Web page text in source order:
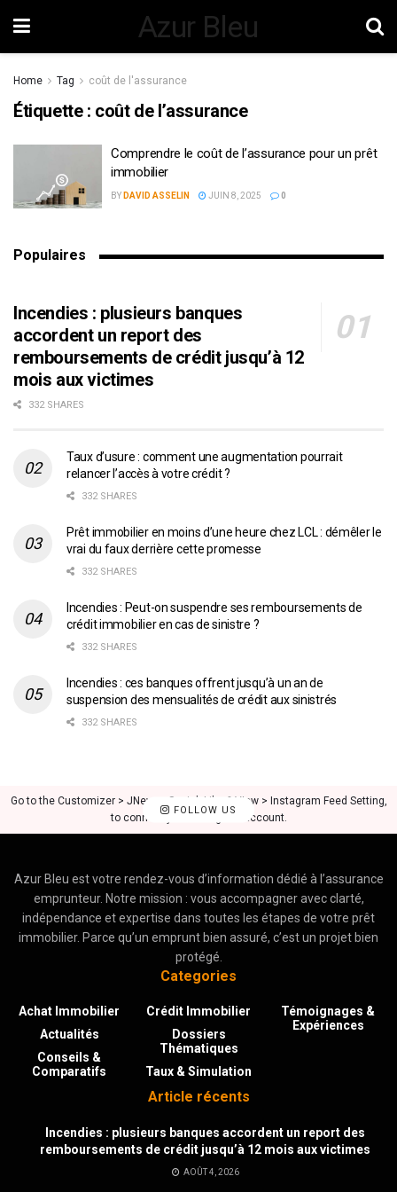
Azur Bleu
Home Tag coût de l'assurance
Étiquette : coût de l’assurance
Comprendre le coût de l’assurance pour un prêt
immobilier
BY DAVID ASSELIN JUIN 8, 2025 0
Populaires
Incendies : plusieurs banques
accordent un report des
remboursements de crédit jusqu’à 12
mois aux victimes
332 SHARES
Taux d’usure : comment une augmentation pourrait
relancer l’accès à votre crédit ?
332 SHARES
Prêt immobilier en moins d’une heure chez LCL : démêler le
vrai du faux derrière cette promesse
332 SHARES
Incendies : Peut-on suspendre ses remboursements de
crédit immobilier en cas de sinistre ?
332 SHARES
Incendies : ces banques offrent jusqu’à un an de
suspension des mensualités de crédit aux sinistrés
332 SHARES
FOLLOW US
Go to the Customizer > JNews : Social, Like & View > Instagram Feed Setting,
to connect your Instagram account.
Azur Bleu est votre rendez-vous d’information dédié à l’assurance
emprunteur. Notre mission : vous accompagner avec clarté,
indépendance et expertise dans toutes les étapes de votre prêt
immobilier. Parce qu’un emprunt bien assuré, c’est un projet bien
protégé.
Categories
Achat Immobilier
Actualités
Conseils &
Comparatifs
Crédit Immobilier
Dossiers
Thématiques
Taux & Simulation
Témoignages &
Expériences
Article récents
Incendies : plusieurs banques accordent un report des
remboursements de crédit jusqu’à 12 mois aux victimes
AOÛT 4, 2026